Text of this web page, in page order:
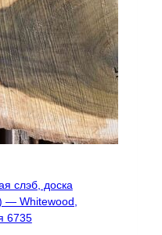
слэб, доска
— Whitewood,
6735